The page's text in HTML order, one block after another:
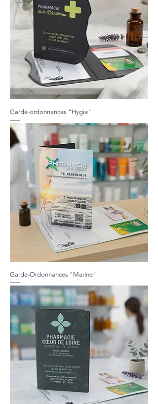
Garde-ordonnances "Hygie"
Garde-Ordonnances "Marine"